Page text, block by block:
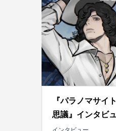
『パラノマサイ
思議』インタビ